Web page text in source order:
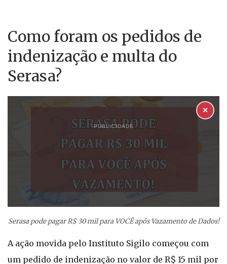
Como foram os pedidos de
indenização e multa do
Serasa?
PUBLICIDADE
✕
Serasa pode pagar R$ 30 mil para VOCÊ após Vazamento de Dados!
A ação movida pelo Instituto Sigilo começou com
um pedido de indenização no valor de R$ 15 mil por